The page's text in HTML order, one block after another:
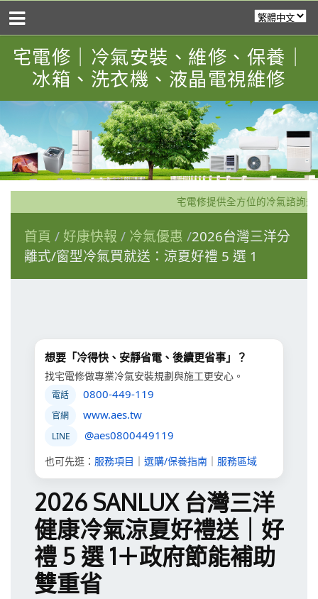
宅電修｜冷氣安裝、維修、保養｜
冰箱、洗衣機、液晶電視維修
宅電修提供全方位的冷氣諮詢
首頁 好康快報 冷氣優惠 2026台灣三洋分
離式/窗型冷氣買就送：涼夏好禮 5 選 1
想要「冷得快、安靜省電、後續更省事」？
找宅電修做專業冷氣安裝規劃與施工更安心。
電話 0800-449-119
官網 www.aes.tw
LINE @aes0800449119
也可先逛： 服務項目 選購/保養指南 服務區域
2026 SANLUX 台灣三洋
健康冷氣涼夏好禮送｜好
禮 5 選 1＋政府節能補助
雙重省